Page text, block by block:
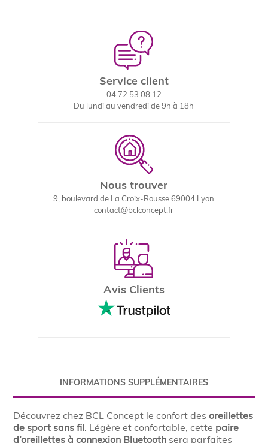
Service client
04 72 53 08 12
Du lundi au vendredi de 9h à 18h
Nous trouver
9, boulevard de La Croix-Rousse 69004 Lyon
contact@bclconcept.fr
Avis Clients
INFORMATIONS SUPPLÉMENTAIRES
Découvrez chez BCL Concept le confort desoreillettes
de sport sans fil. Légère et confortable, cette paire
d’oreillettes à connexion Bluetooth sera parfaites